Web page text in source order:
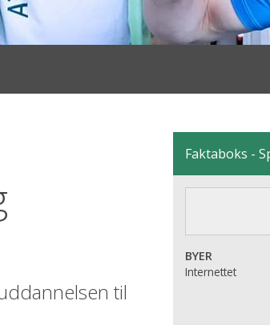
til
Faktaboks -
BYER
Internettet